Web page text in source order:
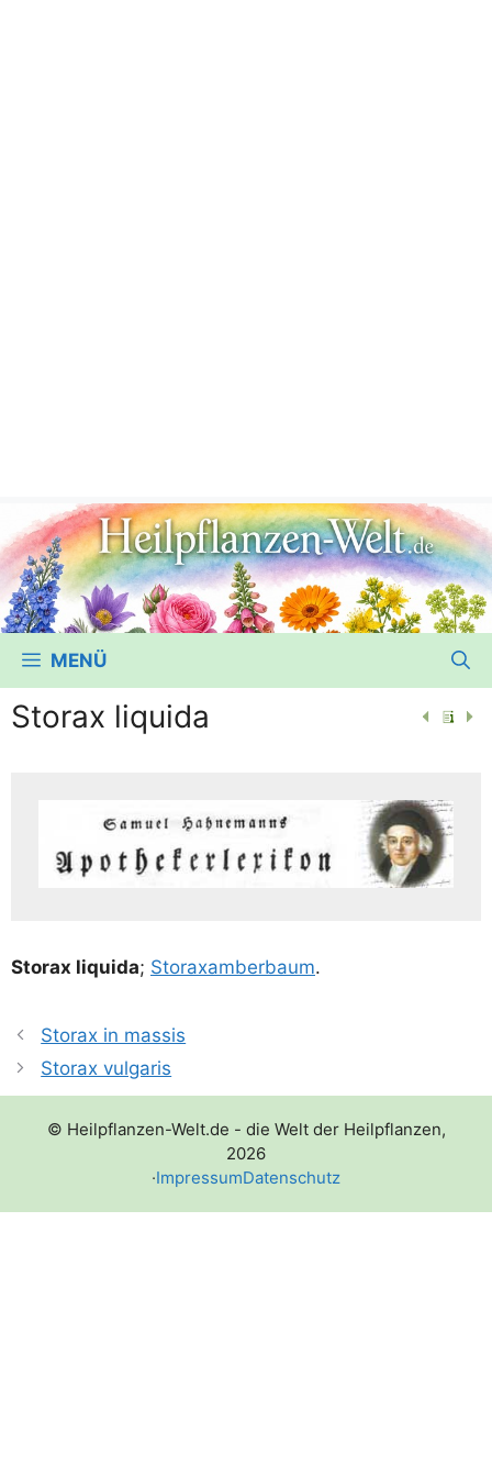
MENÜ
Storax liquida
Sto­rax liqui­da; Sto­ra­xam­ber­baum.
Storax in massis
Storax vulgaris
© Heilpflanzen-Welt.de - die Welt der Heilpflanzen,
2026
·ImpressumDatenschutz